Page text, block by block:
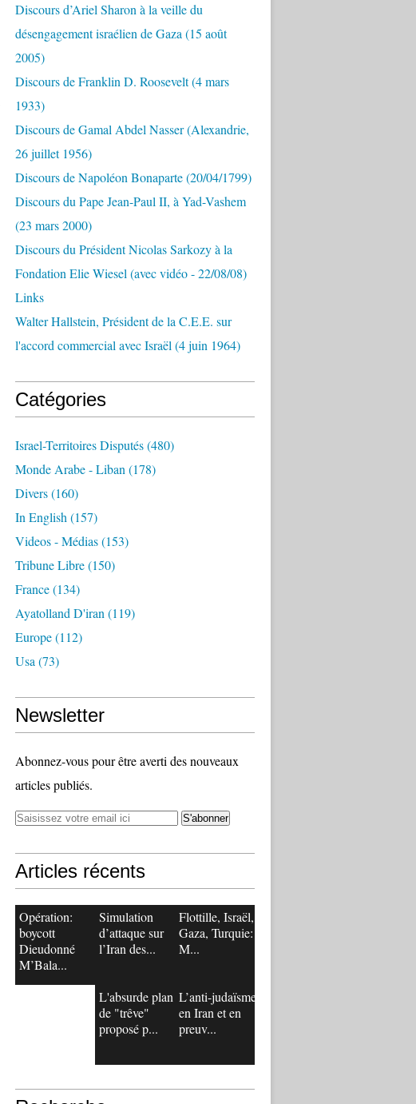
Discours d’Ariel Sharon à la veille du
désengagement israélien de Gaza (15 août
2005)
Discours de Franklin D. Roosevelt (4 mars
1933)
Discours de Gamal Abdel Nasser (Alexandrie,
26 juillet 1956)
Discours de Napoléon Bonaparte (20/04/1799)
Discours du Pape Jean-Paul II, à Yad-Vashem
(23 mars 2000)
Discours du Président Nicolas Sarkozy à la
Fondation Elie Wiesel (avec vidéo - 22/08/08)
Links
Walter Hallstein, Président de la C.E.E. sur
l'accord commercial avec Israël (4 juin 1964)
Catégories
Israel-Territoires Disputés(480)
Monde Arabe - Liban (178)
Divers(160)
In English (157)
Videos - Médias(153)
Tribune Libre(150)
France(134)
Ayatolland D'iran (119)
Europe(112)
Usa (73)
Newsletter
Abonnez-vous pour être averti des nouveaux
articles publiés.
Articles récents
Opération:
boycott
Dieudonné
M’Bala...
Simulation
d’attaque sur
l’Iran des...
Flottille, Israël,
Gaza, Turquie:
M...
L'absurde plan
de "trêve"
proposé p...
L’anti-judaïsme
en Iran et en
preuv...